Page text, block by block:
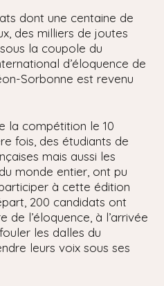
dont une centaine de
des milliers de joutes
la coupole du
d’éloquence de
Sorbonne est revenu
la compétition le 10
fois, des étudiants de
mais aussi les
monde entier, ont pu
à cette édition
200 candidats ont
de l’éloquence, à l’arrivée
les dalles du
leurs voix sous ses